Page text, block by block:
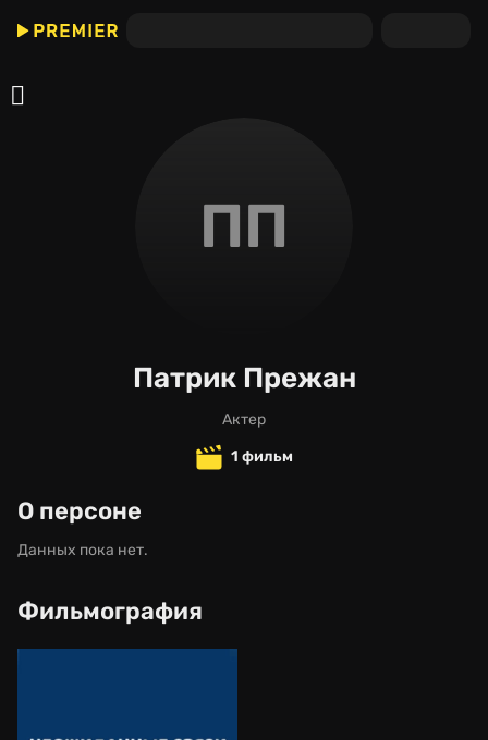
ПП
Патрик Прежан
актер
1 фильм
О персоне
Данных пока нет.
Фильмография